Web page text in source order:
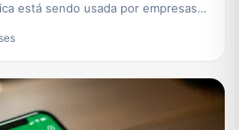
está sendo usada por empresas
sua segurança online.